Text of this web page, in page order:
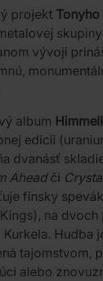
projekt
vývoji
album
edícii
dvanásť
Aheadči
fínsky
na dvoch
Hudba
tajomstvom,
alebo